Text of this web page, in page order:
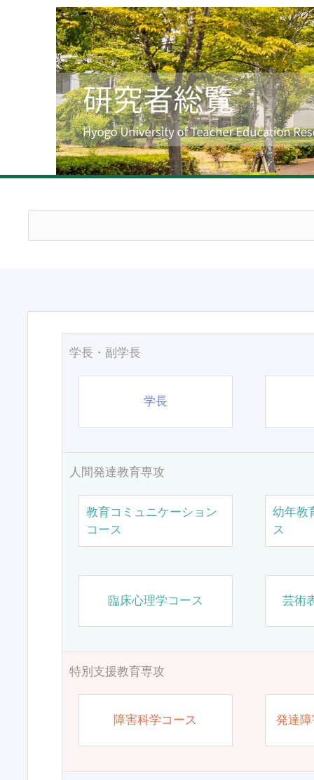
学長・副学長
学長
人間発達教育専攻
教育コミュニケーション
コース
幼年教
ス
臨床心理学コース 芸術
特別支援教育専攻
障害科学コース 発達